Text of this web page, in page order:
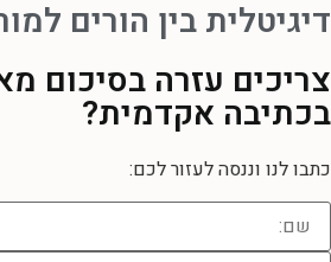
דיגיטלית בין הורים
צריכים עזרה בסיכום
בכתיבה אקדמית?
כתבו לנו וננסה לעזור לכם: